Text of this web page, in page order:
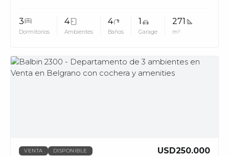
3
Dormitorios
4
Ambientes
4
Baños
1
Garage
271
m²
MUV
VENTA DISPONIBLE
USD250.000